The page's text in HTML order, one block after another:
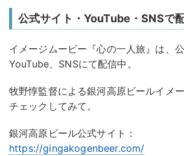
公式サイト・YouTube・SNSで
イメージムービー『心の一人旅』は、公
YouTube、SNSにて配信中。
牧野惇監督による銀河高原ビールイメー
チェックしてみて。
銀河高原ビール公式サイト：
https://gingakogenbeer.com/